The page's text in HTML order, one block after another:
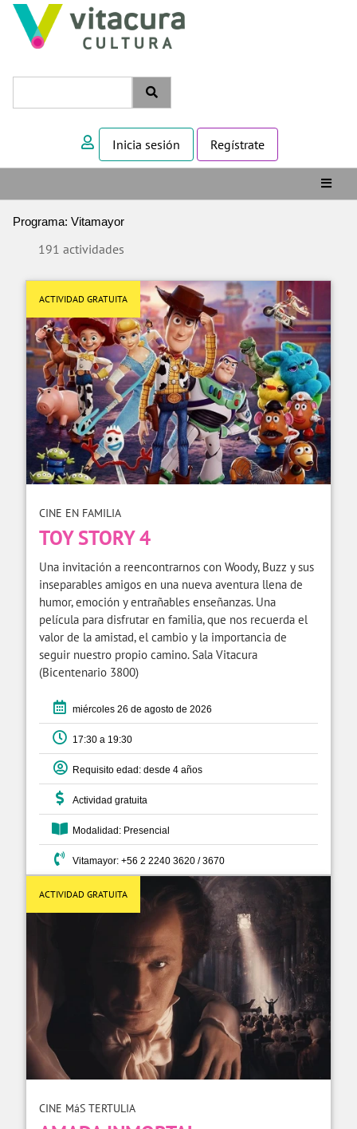
Inicia sesión Regístrate
Programa: Vitamayor
191 actividades
ACTIVIDAD GRATUITA
CINE EN FAMILIA
TOY STORY 4
Una invitación a reencontrarnos con Woody, Buzz y sus
inseparables amigos en una nueva aventura llena de
humor, emoción y entrañables enseñanzas. Una
película para disfrutar en familia, que nos recuerda el
valor de la amistad, el cambio y la importancia de
seguir nuestro propio camino. Sala Vitacura
(Bicentenario 3800)
miércoles 26 de agosto de 2026
17:30 a 19:30
Requisito edad: desde 4 años
Actividad gratuita
Modalidad: Presencial
Vitamayor: +56 2 2240 3620 / 3670
ACTIVIDAD GRATUITA
CINE MáS TERTULIA